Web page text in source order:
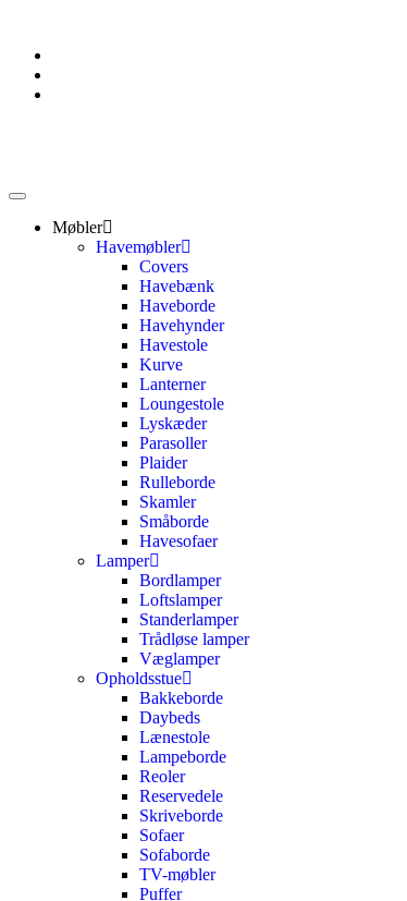
Møbler
Havemøbler
Covers
Havebænk
Haveborde
Havehynder
Havestole
Kurve
Lanterner
Loungestole
Lyskæder
Parasoller
Plaider
Rulleborde
Skamler
Småborde
Havesofaer
Lamper
Bordlamper
Loftslamper
Standerlamper
Trådløse lamper
Væglamper
Opholdsstue
Bakkeborde
Daybeds
Lænestole
Lampeborde
Reoler
Reservedele
Skriveborde
Sofaer
Sofaborde
TV-møbler
Puffer